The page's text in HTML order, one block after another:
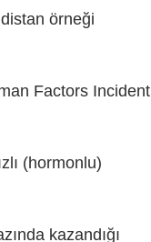
örneği
Factors Incident
(hormonlu)
kazandığı